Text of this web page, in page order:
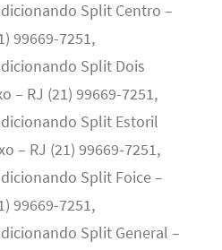
Split Centro –
99669-7251,
Split Dois
– RJ (21) 99669-7251,
Split Estoril
– RJ (21) 99669-7251,
Split Foice –
99669-7251,
Split General –